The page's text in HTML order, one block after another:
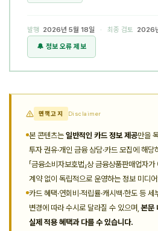
발행 2026년 5월 18일 · 최종 검토
2026
🔔 정보 오류 제보
면책고지 Disclaimer
본 콘텐츠는 일반적인 카드 정보 제공만을
투자 권유·개인 금융 상담·카드 모집에 해
「금융소비자보호법」상 금융상품판매업자
계약 없이 독립적으로 운영하는 정보 미디
카드 혜택·연회비·적립률·캐시백·한도 등
변경에 따라 수시로 달라질 수 있으며,본문
실제 적용 혜택과 다를 수 있습니다.